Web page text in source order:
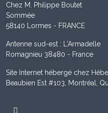
Chez M. Philippe Boutet
Sommée
58140 Lormes - FRANCE
Antenne sud-est : L'Armadelle
Romagnieu 38480 - France
Site Internet hébergé chez
Beaubien Est #103, Montréal,